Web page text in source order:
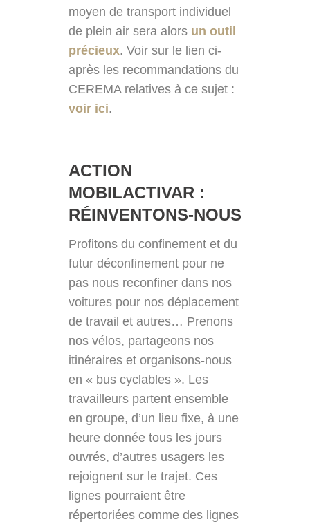
moyen de transport individuel
de plein air sera alors un outil
précieux. Voir sur le lien ci-
après les recommandations du
CEREMA relatives à ce sujet :
voir ici.
ACTION
MOBILACTIVAR :
RÉINVENTONS-NOUS
Profitons du confinement et du
futur déconfinement pour ne
pas nous reconfiner dans nos
voitures pour nos déplacement
de travail et autres… Prenons
nos vélos, partageons nos
itinéraires et organisons-nous
en « bus cyclables ». Les
travailleurs partent ensemble
en groupe, d’un lieu fixe, à une
heure donnée tous les jours
ouvrés, d’autres usagers les
rejoignent sur le trajet. Ces
lignes pourraient être
répertoriées comme des lignes